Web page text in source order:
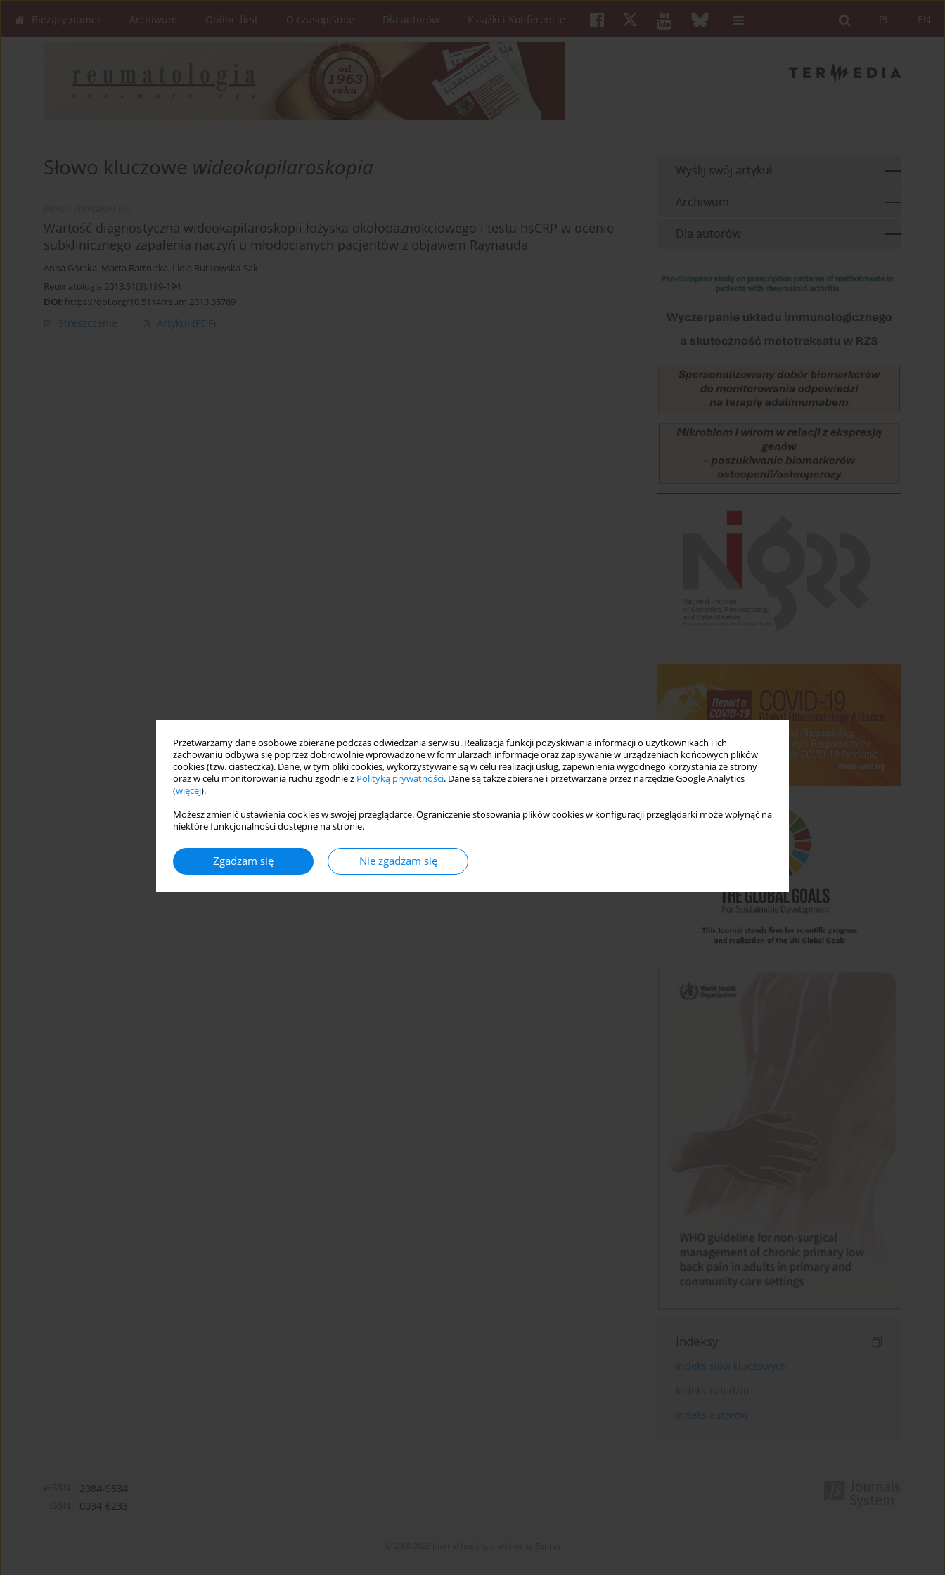
Przetwarzamy dane osobowe zbierane podczas odwiedzania serwisu. Realizacja funkcji pozyskiwania informacji o użytkownikach i ich
zachowaniu odbywa się poprzez dobrowolnie wprowadzone w formularzach informacje oraz zapisywanie w urządzeniach końcowych plików
cookies (tzw. ciasteczka). Dane, w tym pliki cookies, wykorzystywane są w celu realizacji usług, zapewnienia wygodnego korzystania ze strony
oraz w celu monitorowania ruchu zgodnie z Polityką prywatności. Dane są także zbierane i przetwarzane przez narzędzie Google Analytics
(więcej).
Możesz zmienić ustawienia cookies w swojej przeglądarce. Ograniczenie stosowania plików cookies w konfiguracji przeglądarki może wpłynąć na
niektóre funkcjonalności dostępne na stronie.
Zgadzam się Nie zgadzam się
EN
PL
Bieżący numer Archiwum Online first O czasopiśmie Dla autorów Książki i Konferencje
Słowo kluczowe wideokapilaroskopia
Wartość diagnostyczna wideokapilaroskopii łożyska okołopaznokciowego i testu hsCRP w ocenie
subklinicznego zapalenia naczyń u młodocianych pacjentów z objawem Raynauda
Anna Górska, Marta Bartnicka, Lidia Rutkowska-Sak
Reumatologia 2013;51(3):189-194
DOI: https://doi.org/10.5114/reum.2013.35769
Streszczenie Artykuł (PDF)
Wyślij swój artykuł
Archiwum
Dla autorów
Indeksy
Indeks słów kluczowych
Indeks dziedzin
Indeks autorów
2084-9834
0034-6233
Bentus